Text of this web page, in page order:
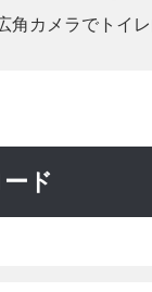
角カメラでトイ
ド